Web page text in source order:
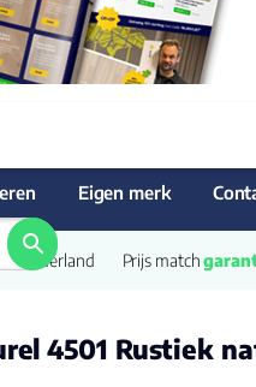
Eigen merk
Nederland Prijs match
4501 Rustiek